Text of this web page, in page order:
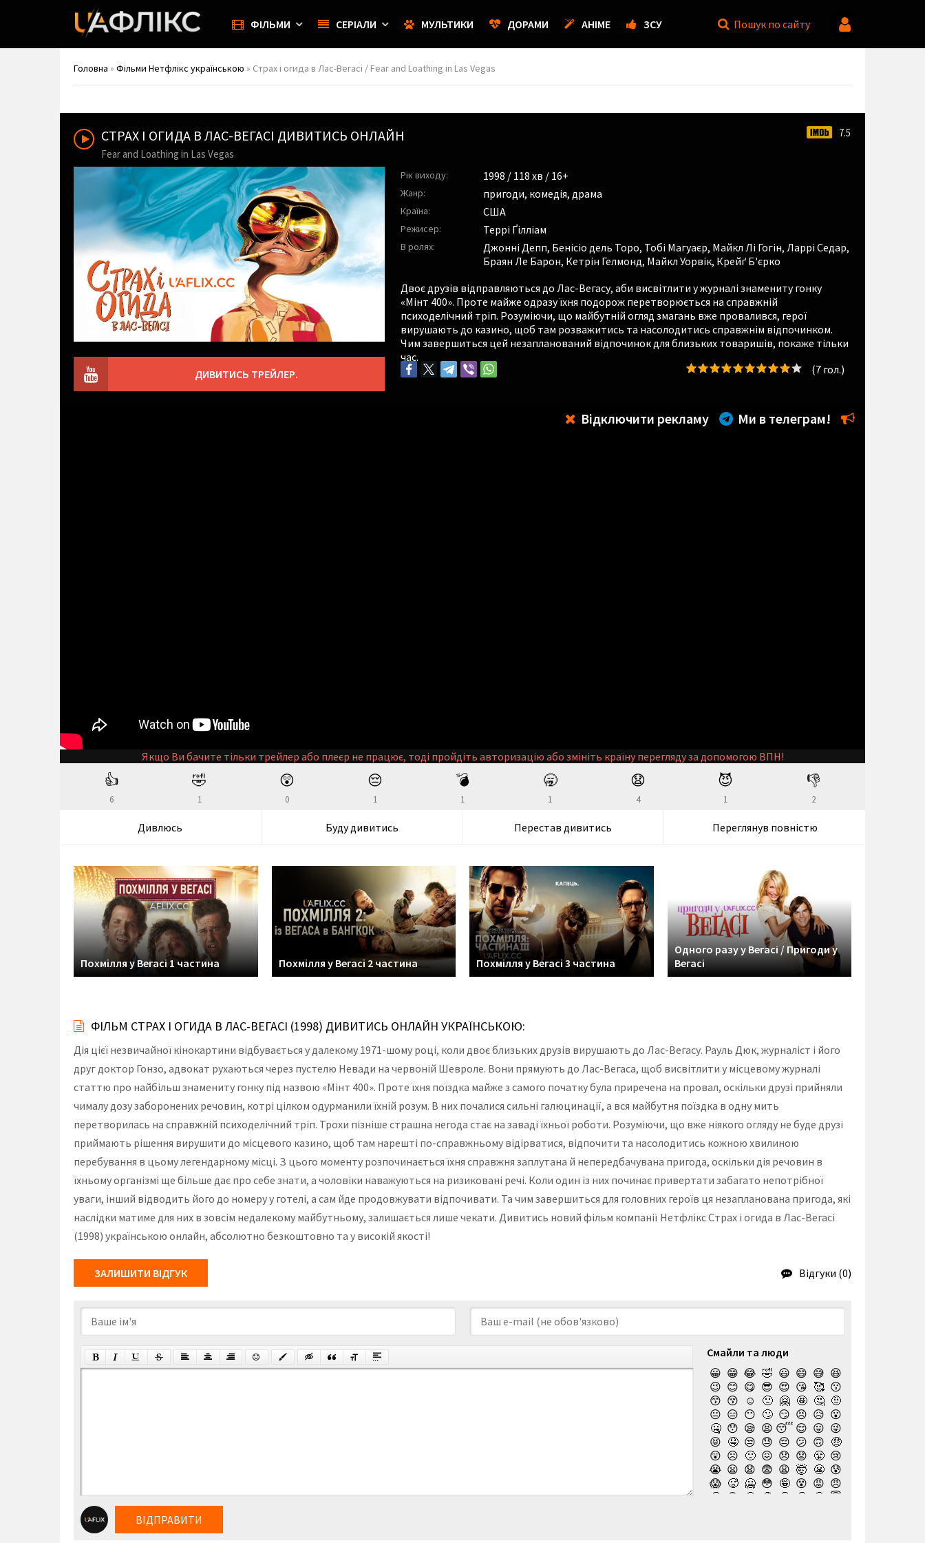
ФІЛЬМИ СЕРІАЛИ МУЛЬТИКИ ДОРАМИ АНІМЕ ЗСУ Пошук по сайту
Головна » Фільми Нетфлікс українською » Страх і огида в Лас-Вегасі / Fear and Loathing in Las Vegas
СТРАХ І ОГИДА В ЛАС-ВЕГАСІ ДИВИТИСЬ ОНЛАЙН
Fear and Loathing in Las Vegas
7.5
Рік виходу: 1998 / 118 хв / 16+
Жанр: пригоди, комедія, драма
Країна: США
Режисер: Террі Ґілліам
В ролях: Джонні Депп, Бенісіо дель Торо, Тобі Магуаєр, Майкл Лі Гогін, Ларрі Седар,
Браян Ле Барон, Кетрін Гелмонд, Майкл Уорвік, Крейґ Б'єрко
Двоє друзів відправляються до Лас-Вегасу, аби висвітлити у журналі знамениту гонку
«Мінт 400». Проте майже одразу їхня подорож перетворюється на справжній
психоделічний тріп. Розуміючи, що майбутній огляд змагань вже провалився, герої
вирушають до казино, щоб там розважитись та насолодитись справжнім відпочинком.
Чим завершиться цей незапланований відпочинок для близьких товаришів, покаже тільки
час.
ДИВИТИСЬ ТРЕЙЛЕР.
(7 гол.)
Відключити рекламу Ми в телеграм!
Якщо Ви бачите тільки трейлер або плеєр не працює, тоді пройдіть авторизацію або змініть країну перегляду за допомогою ВПН!
👍
6
🤣
1
😲
0
😔
1
💣
1
🥱
1
😧
4
😈
1
👎
2
Дивлюсь Буду дивитись Перестав дивитись Переглянув повністю
Похмілля у Вегасі 1 частина Похмілля у Вегасі 2 частина Похмілля у Вегасі 3 частина
Одного разу у Вегасі / Пригоди у
Вегасі
ФІЛЬМ СТРАХ І ОГИДА В ЛАС-ВЕГАСІ (1998) ДИВИТИСЬ ОНЛАЙН УКРАЇНСЬКОЮ:
Дія цієї незвичайної кінокартини відбувається у далекому 1971-шому році, коли двоє близьких друзів вирушають до Лас-Вегасу. Рауль Дюк, журналіст і його
друг доктор Гонзо, адвокат рухаються через пустелю Невади на червоній Шевроле. Вони прямують до Лас-Вегаса, щоб висвітлити у місцевому журналі
статтю про найбільш знамениту гонку під назвою «Мінт 400». Проте їхня поїздка майже з самого початку була приречена на провал, оскільки друзі прийняли
чималу дозу заборонених речовин, котрі цілком одурманили їхній розум. В них почалися сильні галюцинації, а вся майбутня поїздка в одну мить
перетворилась на справжній психоделічний тріп. Трохи пізніше страшна негода стає на заваді їхньої роботи. Розуміючи, що вже ніякого огляду не буде друзі
приймають рішення вирушити до місцевого казино, щоб там нарешті по-справжньому відірватися, відпочити та насолодитись кожною хвилиною
перебування в цьому легендарному місці. З цього моменту розпочинається їхня справжня заплутана й непередбачувана пригода, оскільки дія речовин в
їхньому організмі ще більше дає про себе знати, а чоловіки наважуються на ризиковані речі. Коли один із них починає привертати забагато непотрібної
уваги, інший відводить його до номеру у готелі, а сам йде продовжувати відпочивати. Та чим завершиться для головних героїв ця незапланована пригода, які
наслідки матиме для них в зовсім недалекому майбутньому, залишається лише чекати. Дивитись новий фільм компанії Нетфлікс Страх і огида в Лас-Вегасі
(1998) українською онлайн, абсолютно безкоштовно та у високій якості!
ЗАЛИШИТИ ВІДГУК Відгуки (0)
Смайли та люди
😀 😁 😂 🤣 😃 😄 😅 😆
😉 😊 😋 😎 😍 😘 🥰 😗
😙 😚 ☺️ 🙂 🤗 🤩 🤔 🤨
😐 😑 😶 🙄 😏 😣 😥 😮
🤐 😯 😪 😫 😴 😌 😛 😜
😝 🤤 😒 😓 😔 😕 🙃 🤑
😲 ☹️ 🙁 😖 😞 😟 😤 😢
😭 😦 😧 😨 😩 🤯 😬 😰
😱 🥵 🥶 😳 🤪 😵 😡 😠
🤬
😷 🤒 🤕 🤢 🤮 🤧 😇
ВІДПРАВИТИ